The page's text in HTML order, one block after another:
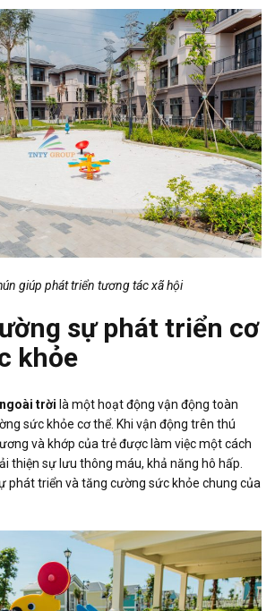
giúp phát triển tương tác xã hội
sự phát triển cơ
khỏe
trời là một hoạt động vận động toàn
sức khỏe cơ thể. Khi vận động trên thú
và khớp của trẻ được làm việc một cách
thiện sự lưu thông máu, khả năng hô hấp.
phát triển và tăng cường sức khỏe chung của